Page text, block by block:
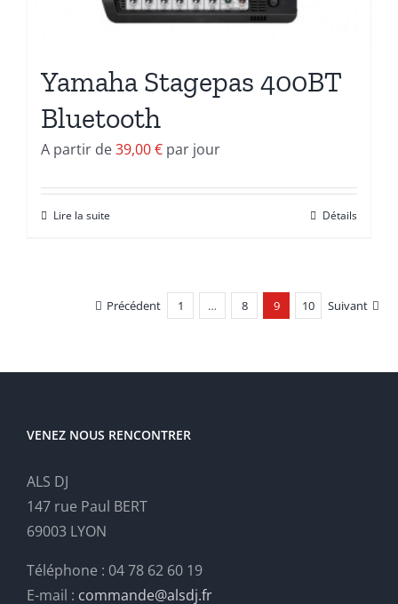
Yamaha Stagepas 400BT
Bluetooth
A partir de39,00€ par jour
Lire la suite Détails
Précédent 1 … 8 9 10 Suivant
VENEZ NOUS RENCONTRER
ALS DJ
147 rue Paul BERT
69003 LYON
Téléphone : 04 78 62 60 19
E-mail : commande@alsdj.fr